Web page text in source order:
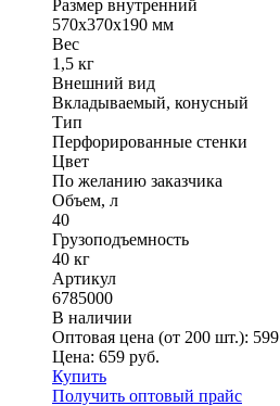
Размер внутренний
570х370х190 мм
Вес
1,5 кг
Внешний вид
Вкладываемый, конусный
Тип
Перфорированные стенки
Цвет
По желанию заказчика
Объем, л
40
Грузоподъемность
40 кг
Артикул
6785000
В наличии
Оптовая цена (от 200 шт.): 599
Цена: 659 руб.
Купить
Получить оптовый прайс